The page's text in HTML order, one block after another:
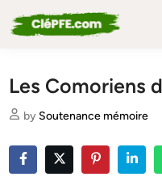
to
Les Comoriens
by Soutenance mémoire